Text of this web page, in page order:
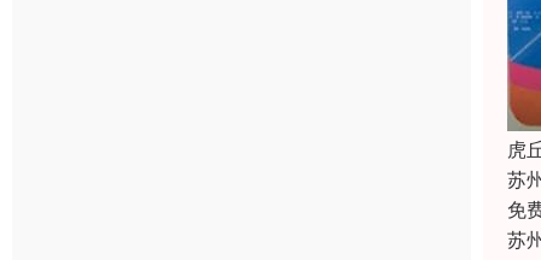
虎
苏
免
苏